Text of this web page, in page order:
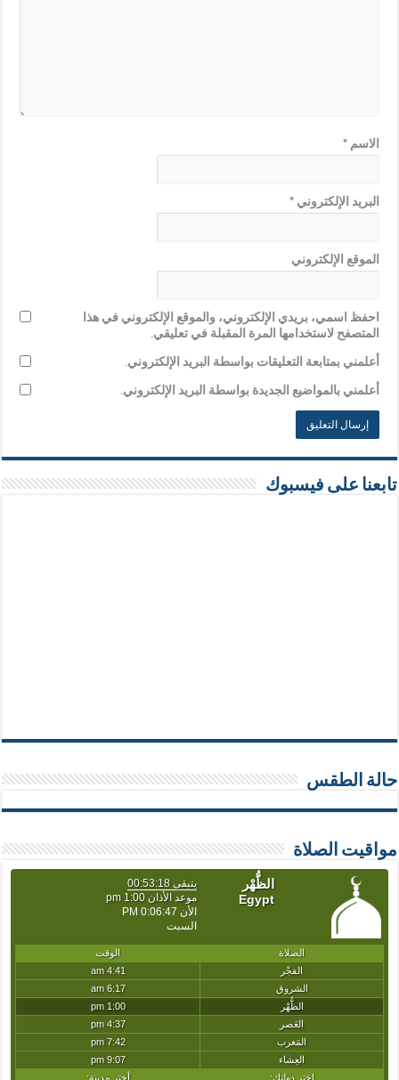
الاسم*
البريد الإلكتروني*
الموقع الإلكتروني
احفظ اسمي، بريدي الإلكتروني، والموقع الإلكتروني في هذا
المتصفح لاستخدامها المرة المقبلة في تعليقي.
أعلمني بمتابعة التعليقات بواسطة البريد الإلكتروني.
أعلمني بالمواضيع الجديدة بواسطة البريد الإلكتروني.
تابعنا على فيسبوك
حالة الطقس
مواقيت الصلاة